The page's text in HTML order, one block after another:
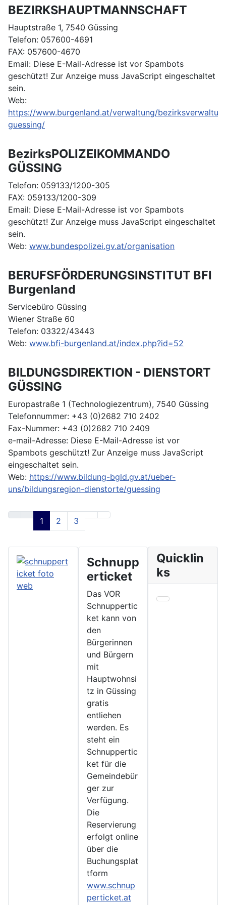
BEZIRKSHAUPTMANNSCHAFT
Hauptstraße 1, 7540 Güssing
Telefon: 057600-4691
FAX: 057600-4670
Email: Diese E-Mail-Adresse ist vor Spambots
geschützt! Zur Anzeige muss JavaScript eingeschaltet
sein.
Web:
https://www.burgenland.at/verwaltung/
guessing/
BezirksPOLIZEIKOMMANDO
GÜSSING
Telefon: 059133/1200-305
FAX: 059133/1200-309
Email: Diese E-Mail-Adresse ist vor Spambots
geschützt! Zur Anzeige muss JavaScript eingeschaltet
sein.
Web: www.bundespolizei.gv.at/organisation
BERUFSFÖRDERUNGSINSTITUT BFI
Burgenland
Servicebüro Güssing
Wiener Straße 60
Telefon: 03322/43443
Web: www.bfi-burgenland.at/index.php?id=52
BILDUNGSDIREKTION - DIENSTORT
GÜSSING
Europastraße 1 (Technologiezentrum), 7540 Güssing
Telefonnummer: +43 (0)2682 710 2402
Fax-Nummer: +43 (0)2682 710 2409
e-mail-Adresse: Diese E-Mail-Adresse ist vor
Spambots geschützt! Zur Anzeige muss JavaScript
eingeschaltet sein.
Web: https://www.bildung-bgld.gv.at/ueber-
uns/bildungsregion-dienstorte/guessing
1 2 3
Schnupp
erticket
Das VOR
Schnuppertic
ket kann von
den
Bürgerinnen
und Bürgern
mit
Hauptwohnsi
tz in Güssing
gratis
entliehen
werden. Es
steht ein
Schnuppertic
ket für die
Gemeindebür
ger zur
Verfügung.
Die
Reservierung
erfolgt online
über die
Buchungsplat
tform
www.schnup
perticket.at
Quicklin
ks